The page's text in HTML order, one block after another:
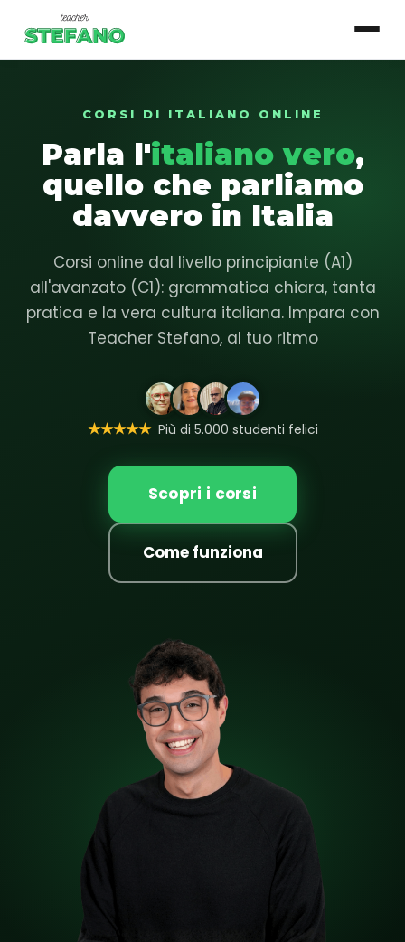
Essenziale
Base
Avanzato
Login studente
CORSI DI ITALIANO ONLINE
Parla l'italiano vero,
quello che parliamo
davvero in Italia
Corsi online dal livello principiante (A1)
all'avanzato (C1): grammatica chiara, tanta
pratica e la vera cultura italiana. Impara con
Teacher Stefano, al tuo ritmo
★★★★★ Più di 5.000 studenti felici
Scopri i corsi
Come funziona